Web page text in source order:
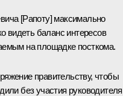
[Рапоту] максимально
видеть баланс интересов
на площадке посткома.
правительству, чтобы
без участия руководителя